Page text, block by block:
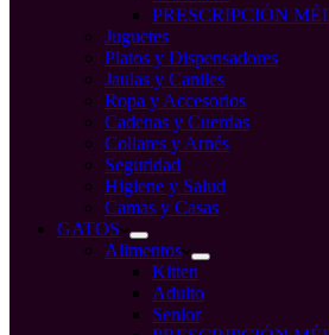
PRESCRIPCIÓN
Juguetes
Platos y Dispensadores
Jaulas y Caniles
Ropa y Accesorios
Cadenas y Cuerdas
Collares y Arnés
Seguridad
Higiene y Salud
Camas y Casas
GATOS
Alimentos
Kitten
Adulto
Senior